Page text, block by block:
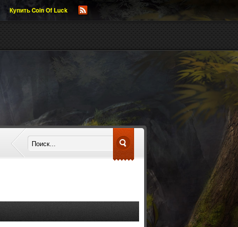
Купить Coin Of Luck